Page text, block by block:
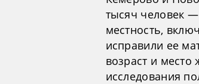
тысяч человек —
местность,
исправили ее
возраст и
исследования